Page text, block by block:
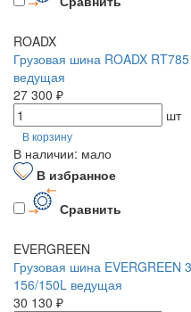
ROADX
Грузовая шина ROADX
ведущая
27 300 ₽
шт
В корзину
В наличии: мало
В избранное
Сравнить
EVERGREEN
Грузовая шина EVERGREEN
156/150L ведущая
30 130 ₽